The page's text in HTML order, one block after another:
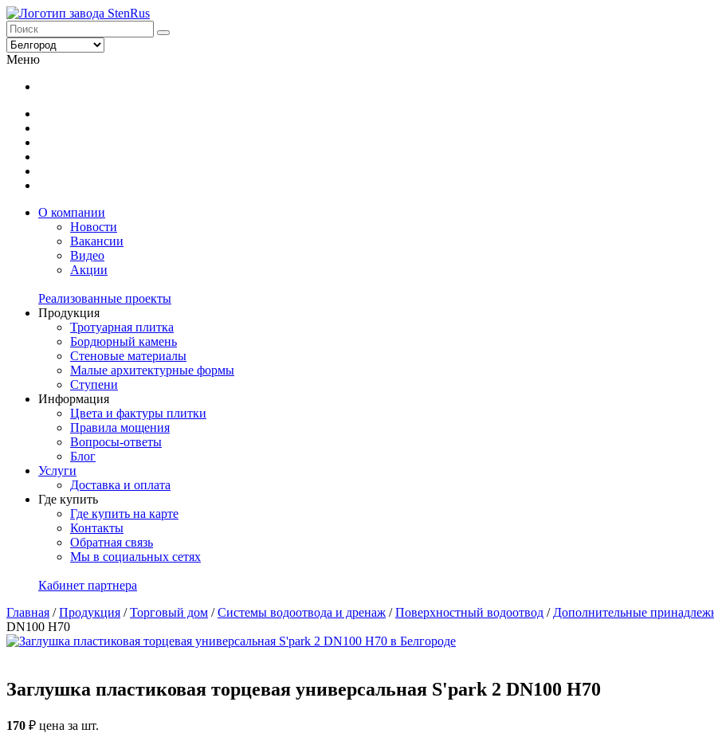
Меню
О компании
Новости
Вакансии
Видео
Акции
Реализованные проекты
Продукция
Тротуарная плитка
Бордюрный камень
Стеновые материалы
Малые архитектурные формы
Ступени
Информация
Цвета и фактуры плитки
Правила мощения
Вопросы-ответы
Блог
Услуги
Доставка и оплата
Где купить
Где купить на карте
Контакты
Обратная связь
Мы в социальных сетях
Кабинет партнера
Главная /Продукция /Торговый дом /Системы водоотвода и дренаж /Поверхностный водоотвод / Дополнительные
DN100 H70
Заглушка пластиковая торцевая универсальная S'park 2 DN100 H70
170 ₽ цена за шт.